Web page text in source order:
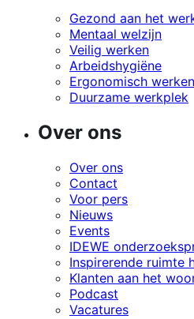
Gezond aan het
Mentaal welzijn
Veilig werken
Arbeidshygiëne
Ergonomisch werken
Duurzame werkplek
Over ons
Over ons
Contact
Voor pers
Nieuws
Events
IDEWE
Inspirerende ruimte
Klanten aan het
Podcast
Vacatures